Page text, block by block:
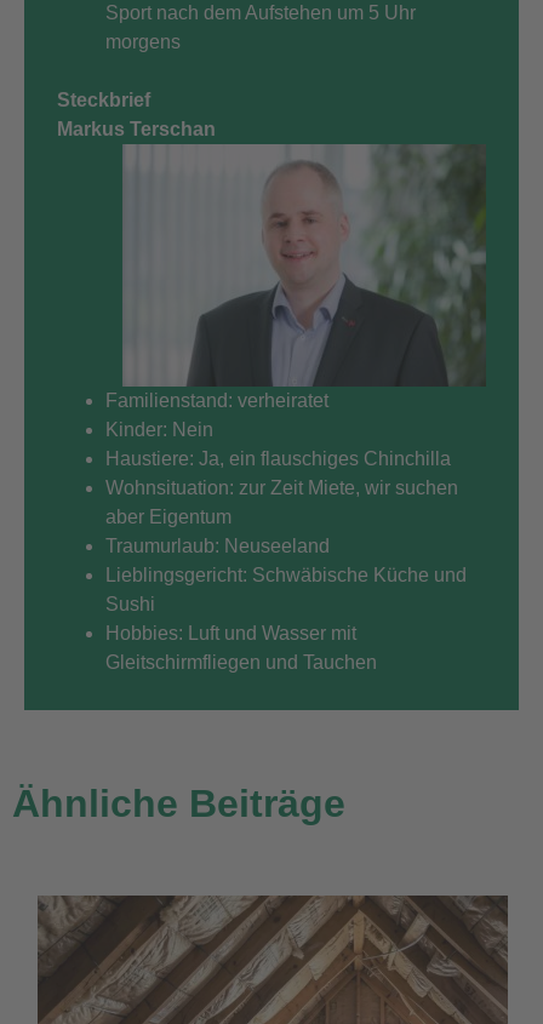
Sport nach dem Aufstehen um 5 Uhr
morgens
Steckbrief
Markus Terschan
Familienstand: verheiratet
Kinder: Nein
Haustiere: Ja, ein flauschiges Chinchilla
Wohnsituation: zur Zeit Miete, wir suchen
aber Eigentum
Traumurlaub: Neuseeland
Lieblingsgericht: Schwäbische Küche und
Sushi
Hobbies: Luft und Wasser mit
Gleitschirmfliegen und Tauchen
Ähnliche Beiträge